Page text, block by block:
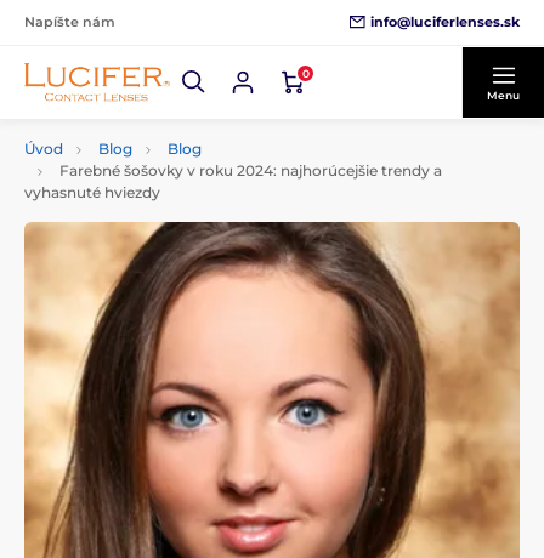
Napíšte nám info@luciferlenses.sk
0
Menu
Úvod Blog
Blog
Farebné šošovky v roku 2024: najhorúcejšie trendy a
vyhasnuté hviezdy